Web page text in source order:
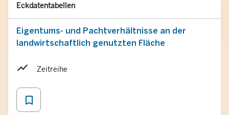
Eckdatentabellen
Typ
Merken
Eigentums- und Pachtverhältnisse an der
landwirtschaftlich genutzten Fläche
Zeitreihe
bookmark_border